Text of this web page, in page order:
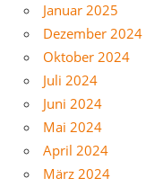
Januar 2025
Dezember 2024
Oktober 2024
Juli 2024
Juni 2024
Mai 2024
April 2024
März 2024